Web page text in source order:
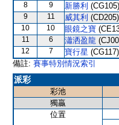
8 9 新勝利 (CG105)
9 11 威其利 (CD205)
10 10 眼鏡之寶
11 6 瀟洒盈龍
12 7 寶行星 (CG117)
備註: 賽事特別情況索引
派彩
彩池
獨贏
位置